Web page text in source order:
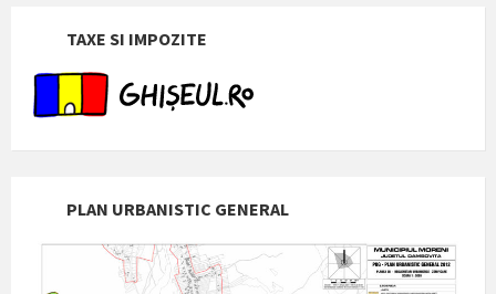
TAXE SI IMPOZITE
PLAN URBANISTIC GENERAL